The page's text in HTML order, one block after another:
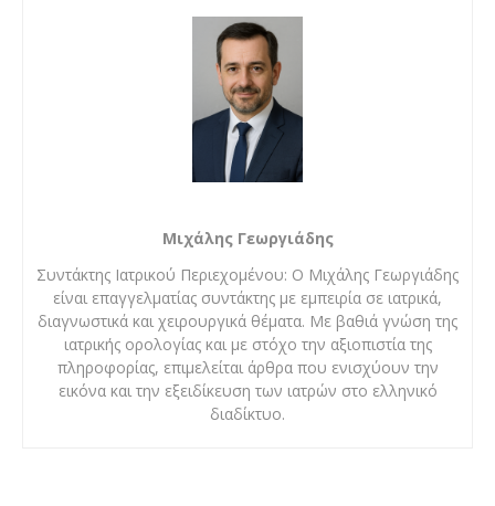
Μιχάλης Γεωργιάδης
Συντάκτης Ιατρικού Περιεχομένου: Ο Μιχάλης Γεωργιάδης
είναι επαγγελματίας συντάκτης με εμπειρία σε ιατρικά,
διαγνωστικά και χειρουργικά θέματα. Με βαθιά γνώση της
ιατρικής ορολογίας και με στόχο την αξιοπιστία της
πληροφορίας, επιμελείται άρθρα που ενισχύουν την
εικόνα και την εξειδίκευση των ιατρών στο ελληνικό
διαδίκτυο.